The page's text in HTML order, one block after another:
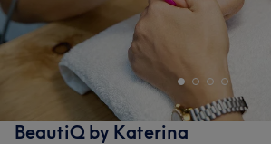
BeautiQ by Katerina